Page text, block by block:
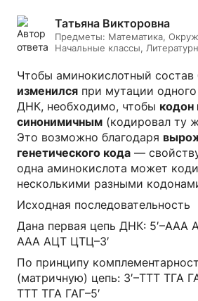
Татьяна Викторовна
Предметы: Математика,
Начальные классы,
Чтобы аминокислотный состав
изменился при мутации
ДНК, необходимо, чтобы кодон
синонимичным (кодировал ту
Это возможно благодаря
генетического кода —
одна аминокислота может
несколькими разными
Исходная последовательность
Дана первая цепь ДНК: 5′–ААА
ААА АЦТ ЦТЦ–3′
По принципу
(матричную) цепь: 3′–ТТТ ТГА
ТТТ ТГА ГАГ–5′